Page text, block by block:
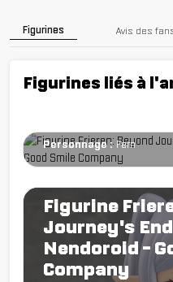
Figurines Avis des
Figurines liés à
Journey's
Nendoroid -
Company
Chargement...
Personnage : Fern
Figurine
Journey's
Nendoroid -
Company